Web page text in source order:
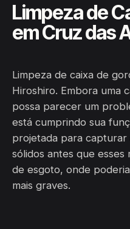
Limpeza de
em Cruz das
Limpeza de caixa de
Hiroshiro. Embora uma
possa parecer um
está cumprindo sua
projetada para capturar
sólidos antes que
de esgoto, onde
mais graves.